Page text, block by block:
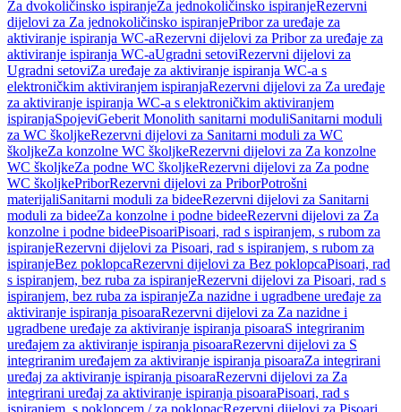
Za dvokoličinsko ispiranjeZa jednokoličinsko ispiranjeRezervni
dijelovi za Za jednokoličinsko ispiranjePribor za uređaje za
aktiviranje ispiranja WC-aRezervni dijelovi za Pribor za uređaje za
aktiviranje ispiranja WC-aUgradni setoviRezervni dijelovi za
Ugradni setoviZa uređaje za aktiviranje ispiranja WC-a s
elektroničkim aktiviranjem ispiranjaRezervni dijelovi za Za uređaje
za aktiviranje ispiranja WC-a s elektroničkim aktiviranjem
ispiranjaSpojeviGeberit Monolith sanitarni moduliSanitarni moduli
za WC školjkeRezervni dijelovi za Sanitarni moduli za WC
školjkeZa konzolne WC školjkeRezervni dijelovi za Za konzolne
WC školjkeZa podne WC školjkeRezervni dijelovi za Za podne
WC školjkePriborRezervni dijelovi za PriborPotrošni
materijaliSanitarni moduli za bideeRezervni dijelovi za Sanitarni
moduli za bideeZa konzolne i podne bideeRezervni dijelovi za Za
konzolne i podne bideePisoariPisoari, rad s ispiranjem, s rubom za
ispiranjeRezervni dijelovi za Pisoari, rad s ispiranjem, s rubom za
ispiranjeBez poklopcaRezervni dijelovi za Bez poklopcaPisoari, rad
s ispiranjem, bez ruba za ispiranjeRezervni dijelovi za Pisoari, rad s
ispiranjem, bez ruba za ispiranjeZa nazidne i ugradbene uređaje za
aktiviranje ispiranja pisoaraRezervni dijelovi za Za nazidne i
ugradbene uređaje za aktiviranje ispiranja pisoaraS integriranim
uređajem za aktiviranje ispiranja pisoaraRezervni dijelovi za S
integriranim uređajem za aktiviranje ispiranja pisoaraZa integrirani
uređaj za aktiviranje ispiranja pisoaraRezervni dijelovi za Za
integrirani uređaj za aktiviranje ispiranja pisoaraPisoari, rad s
ispiranjem, s poklopcem / za poklopacRezervni dijelovi za Pisoari,